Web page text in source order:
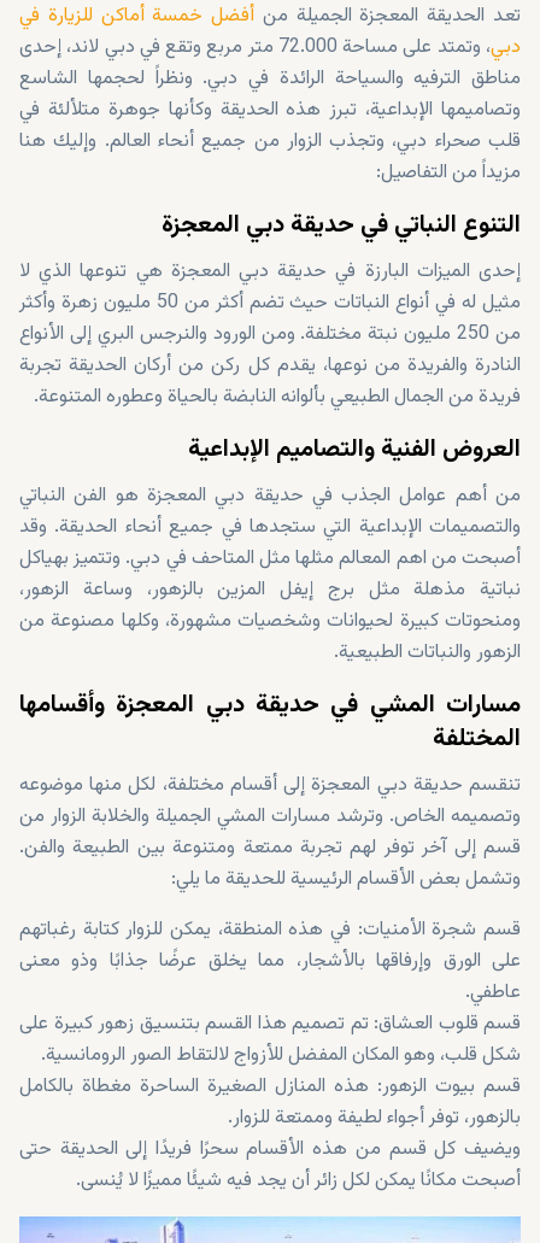
تعد الحديقة المعجزة الجميلة من أفضل خمسة أماكن للزيارة في
دبي
، وتمتد على مساحة 72.000 متر مربع وتقع في دبي لاند، إحدى
مناطق الترفيه والسياحة الرائدة في دبي. ونظراً لحجمها الشاسع
وتصاميمها الإبداعية، تبرز هذه الحديقة وكأنها جوهرة متلألئة في
قلب صحراء دبي، وتجذب الزوار من جميع أنحاء العالم. وإليك هنا
مزيداً من التفاصيل:
التنوع النباتي في حديقة دبي المعجزة
إحدى الميزات البارزة في حديقة دبي المعجزة هي تنوعها الذي لا
مثيل له في أنواع النباتات حيث تضم أكثر من 50 مليون زهرة وأكثر
من 250 مليون نبتة مختلفة. ومن الورود والنرجس البري إلى الأنواع
النادرة والفريدة من نوعها، يقدم كل ركن من أركان الحديقة تجربة
فريدة من الجمال الطبيعي بألوانه النابضة بالحياة وعطوره المتنوعة.
العروض الفنية والتصاميم الإبداعية
من أهم عوامل الجذب في حديقة دبي المعجزة هو الفن النباتي
والتصميمات الإبداعية التي ستجدها في جميع أنحاء الحديقة. وقد
أصبحت من اهم المعالم مثلها مثل المتاحف في دبي. وتتميز بهياكل
نباتية مذهلة مثل برج إيفل المزين بالزهور، وساعة الزهور،
ومنحوتات كبيرة لحيوانات وشخصيات مشهورة، وكلها مصنوعة من
الزهور والنباتات الطبيعية.
مسارات المشي في حديقة دبي المعجزة وأقسامها
المختلفة
تنقسم حديقة دبي المعجزة إلى أقسام مختلفة، لكل منها موضوعه
وتصميمه الخاص. وترشد مسارات المشي الجميلة والخلابة الزوار من
قسم إلى آخر توفر لهم تجربة ممتعة ومتنوعة بين الطبيعة والفن.
وتشمل بعض الأقسام الرئيسية للحديقة ما يلي:
قسم شجرة الأمنيات: في هذه المنطقة، يمكن للزوار كتابة رغباتهم
على الورق وإرفاقها بالأشجار، مما يخلق عرضًا جذابًا وذو معنى
عاطفي.
قسم قلوب العشاق: تم تصميم هذا القسم بتنسيق زهور كبيرة على
شكل قلب، وهو المكان المفضل للأزواج لالتقاط الصور الرومانسية.
قسم بيوت الزهور: هذه المنازل الصغيرة الساحرة مغطاة بالكامل
بالزهور، توفر أجواء لطيفة وممتعة للزوار.
ويضيف كل قسم من هذه الأقسام سحرًا فريدًا إلى الحديقة حتى
أصبحت مكانًا يمكن لكل زائر أن يجد فيه شيئًا مميزًا لا يُنسى.